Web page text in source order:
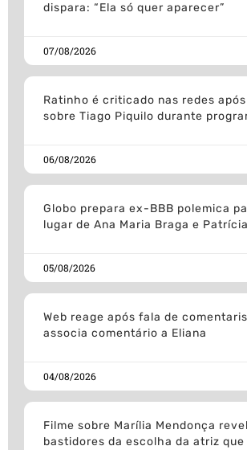
dispara: “Ela só quer aparecer”
07/08/2026
Ratinho é criticado nas redes
sobre Tiago Piquilo durante
06/08/2026
Globo prepara ex-BBB polemica
lugar de Ana Maria Braga e
05/08/2026
Web reage após fala de
associa comentário a Eliana
04/08/2026
Filme sobre Marília Mendonça
bastidores da escolha da atriz que